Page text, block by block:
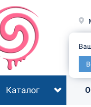
Каталог